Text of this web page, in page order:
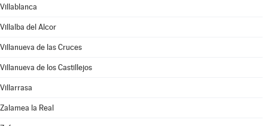
Villablanca
Villalba del Alcor
Villanueva de las Cruces
Villanueva de los Castillejos
Villarrasa
Zalamea la Real